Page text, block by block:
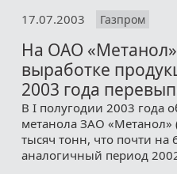
17.07.2003 Газпром
На ОАО «Метанол»
выработке
2003 года
В I полугодии 2003 года
метанола ЗАО «Метанол»
тысяч тонн, что почти на
аналогичный период